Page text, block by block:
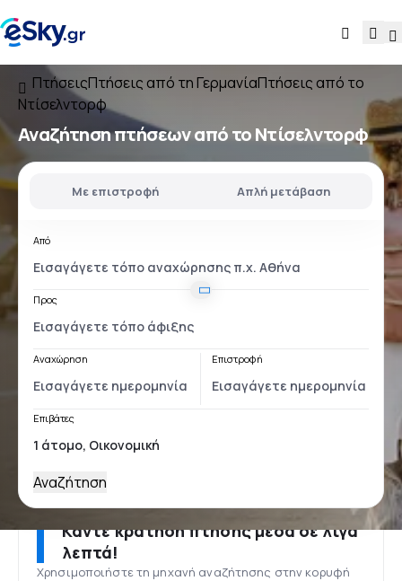
ΠτήσειςΠτήσεις από τη ΓερμανίαΠτήσεις από το
Ντίσελντορφ
Αναζήτηση πτήσεωναπό το Ντίσελντορφ
Με επιστροφή Απλή μετάβαση
Από
Προς
Αναχώρηση Επιστροφή
Επιβάτες
Αναζήτηση
Κάντε κράτηση πτήσης μέσα σε λίγα
λεπτά!
Χρησιμοποιήστε τη μηχανή αναζήτησης στην κορυφή